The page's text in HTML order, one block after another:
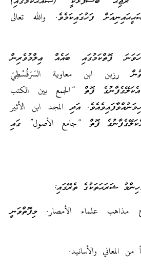
ފަހުގައިކަމެވެ. والله تعالى
ފޮތްކަމުގައި ބައެއް ޢިލްމުވެރިން
رزين ابن معاوية السَرَقُسْطِيّ
535 ހ) އެކަލޭގެފާނުގެ ފޮތް “الجمع بين الكتب
އަދި المجد ابن الأثير
ހ) އެކަލޭގެފާނުގެ ފޮތް “جامع الأصول” ގައި
ޝަރަޙަތަކުގެ ތެރޭގައި:
مذاهب علماء الأمصار. މިފޮތްވަނީ